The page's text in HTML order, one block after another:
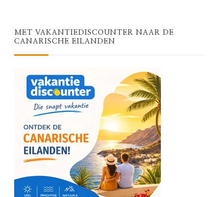
MET VAKANTIEDISCOUNTER NAAR DE
CANARISCHE EILANDEN